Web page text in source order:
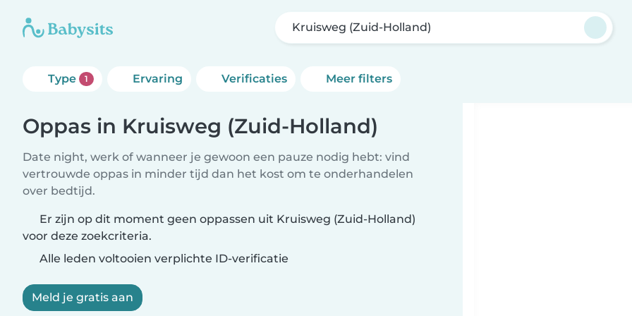
Kruisweg (Zuid-Holland)
Type 1 Ervaring Verificaties Meer filters
Oppas in Kruisweg (Zuid-Holland)
Date night, werk of wanneer je gewoon een pauze nodig hebt: vind
vertrouwde oppas in minder tijd dan het kost om te onderhandelen
over bedtijd.
Er zijn op dit moment geen oppassen uit Kruisweg (Zuid-Holland)
voor deze zoekcriteria.
Alle leden voltooien verplichte ID-verificatie
Meld je gratis aan